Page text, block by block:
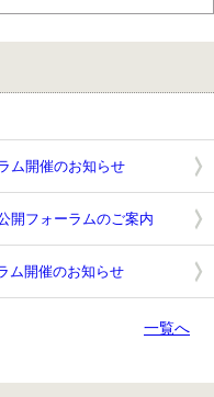
ム開催のお知らせ
開フォーラムのご案内
ム開催のお知らせ
一覧へ